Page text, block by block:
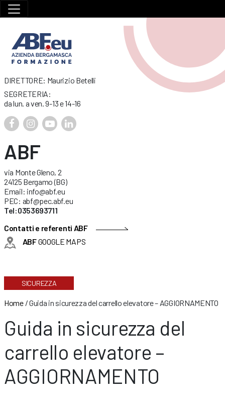
DIRETTORE: Maurizio Betelli
SEGRETERIA:
da lun. a ven. 9-13 e 14-16
ABF
via Monte Gleno, 2
24125 Bergamo (BG)
Email: info@abf.eu
PEC: abf@pec.abf.eu
Tel:0353693711
Contatti e referenti ABF
ABFGOOGLE MAPS
SICUREZZA
Home/Guida in sicurezza del carrello elevatore – AGGIORNAMENTO
Guida in sicurezza del
carrello elevatore –
AGGIORNAMENTO